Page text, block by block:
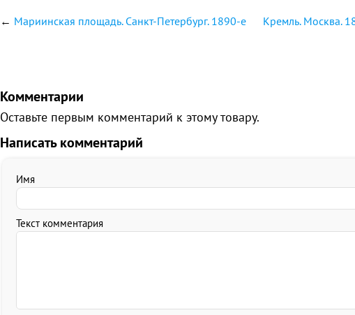
← Мариинская площадь. Санкт-Петербург. 1890-е Кремль. Москва.
Комментарии
Оставьте первым комментарий к этому товару.
Написать комментарий
Имя
Текст комментария